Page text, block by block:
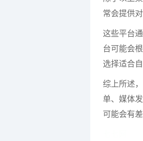
常会提供
这些平台
台可能会
选择适合
综上所述
单、媒体
可能会有